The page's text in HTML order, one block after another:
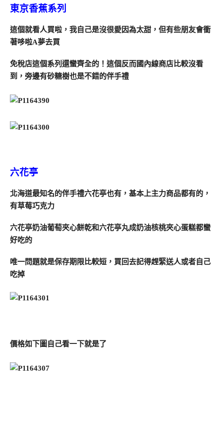
東京香蕉系列
這個就看人買啦，我自己是沒很愛因為太甜，但有些朋友會衝
著哆啦A夢去買
免稅店這個系列還蠻齊全的！這個反而國內線商店比較沒看
到，旁邊有砂糖樹也是不錯的伴手禮
六花亭
北海道最知名的伴手禮六花亭也有，基本上主力商品都有的，
有草莓巧克力
六花亭奶油葡萄夾心餅乾和六花亭丸成奶油核桃夾心蛋糕都蠻
好吃的
唯一問題就是保存期限比較短，買回去記得趕緊送人或者自己
吃掉
價格如下圖自己看一下就是了